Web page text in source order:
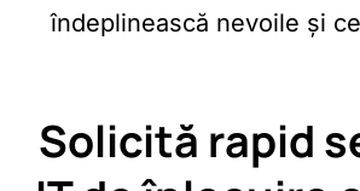
îndeplinească nevoile și
Solicită rapid